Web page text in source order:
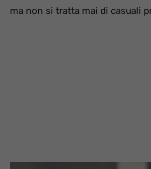
ma non si tratta mai di casuali